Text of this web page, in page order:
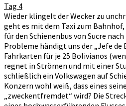
Tag 4
Wieder klingelt der Wecker zu
geht es mit dem Taxi zum
für den Schienenbus von Sucre
Probleme händigt uns der „Jefe de
Fahrkarten für je 25 Bolivianos
regnet in Strömen und mit einer
schließlich ein Volkswagen auf
Konzern wohl weiß, dass eines
„zweckentfremdet“ wird? Die